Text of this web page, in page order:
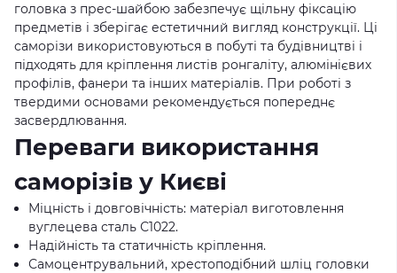
головка з прес-шайбою забезпечує щільну фіксацію
предметів і зберігає естетичний вигляд конструкції. Ці
саморізи використовуються в побуті та будівництві і
підходять для кріплення листів ронгаліту, алюмінієвих
профілів, фанери та інших матеріалів. При роботі з
твердими основами рекомендується попереднє
засвердлювання.
Переваги використання
саморізів у Києві
Міцність і довговічність: матеріал виготовлення
вуглецева сталь С1022.
Надійність та статичність кріплення.
Самоцентрувальний, хрестоподібний шліц головки